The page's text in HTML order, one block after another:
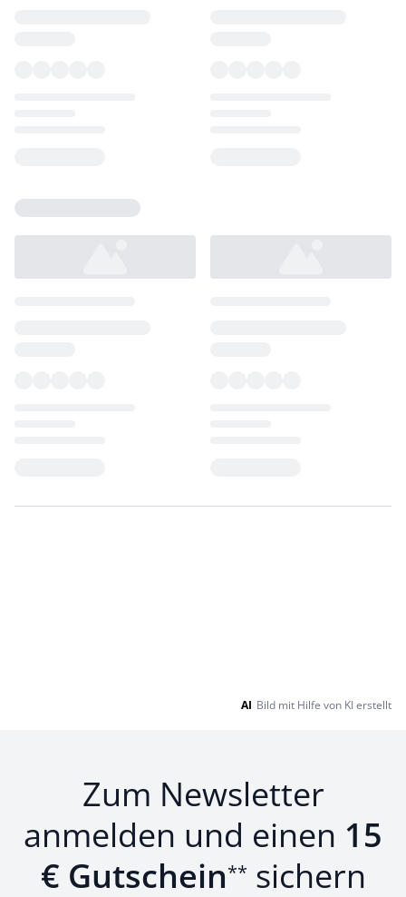
AI Bild mit Hilfe von KI erstellt
Zum Newsletter
anmelden und einen 15
€ Gutschein** sichern